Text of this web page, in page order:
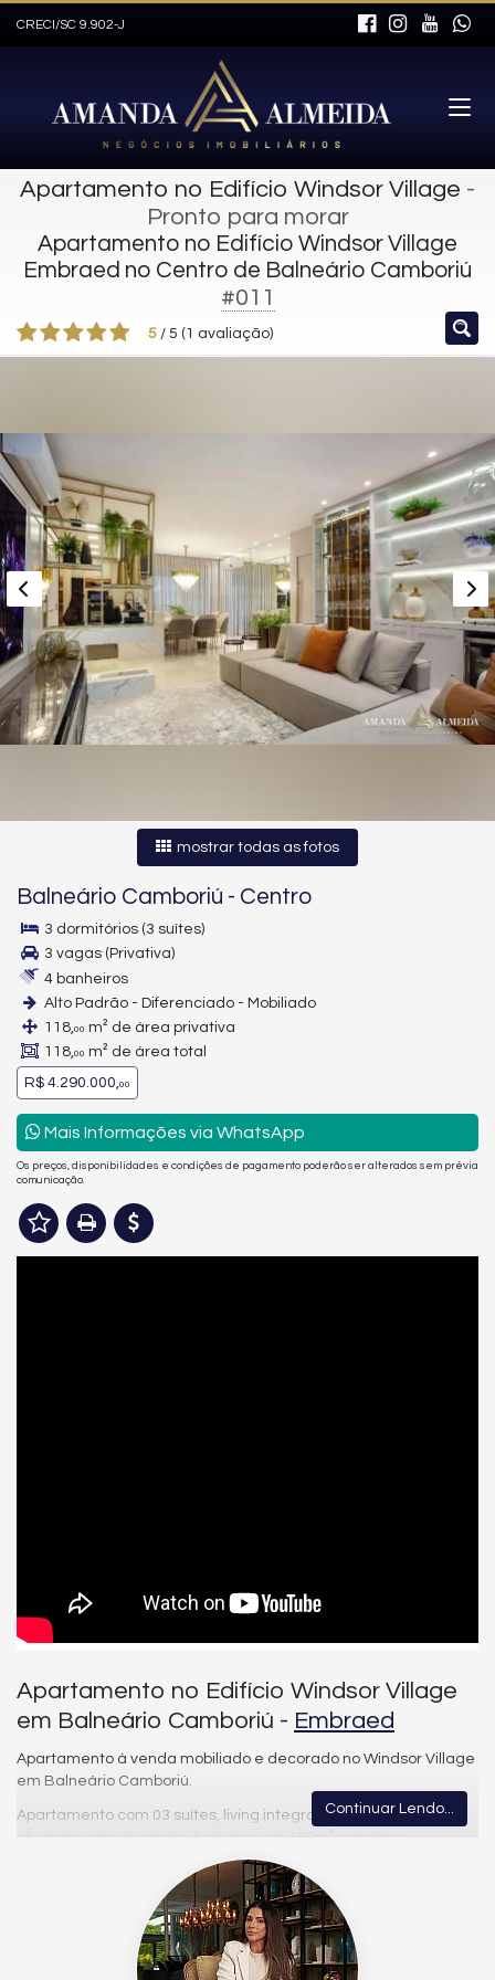
CRECI/SC 9.902-J
Apartamento no Edifício Windsor Village -
Pronto para morar
Apartamento no Edifício Windsor Village
Embraed no Centro de Balneário Camboriú
#011
5 / 5 ( 1 avaliação)
mostrar todas as fotos
Balneário Camboriú - Centro
3 dormitórios (3 suítes)
3 vagas (Privativa)
4 banheiros
Alto Padrão - Diferenciado - Mobiliado
118,00 m² de área privativa
118,00 m² de área total
R$ 4.290.000,00
Mais Informações via WhatsApp
Os preços, disponibilidades e condições de pagamento poderão ser alterados sem prévia
comunicação.
Apartamento no Edifício Windsor Village
em Balneário Camboriú - Embraed
Apartamento à venda mobiliado e decorado no Windsor Village
em Balneário Camboriú.
Apartamento com 03 suítes, living integrado, sacada com
churrasqueira à carvão, tudo isso em 130m² privativos,
mobiliado e decorado, localizado no Centro de Balnéario
Camboriú, na Rua 2850, com o altíssimo padrão Embraed. Há
poucos metros da praia, com uma incrível área de lazer, O
sofisticado estilo britânico em uma releitura atemporal.
Uma releitura atual e atemporal do estilo arquitetônico
Continuar Lendo...